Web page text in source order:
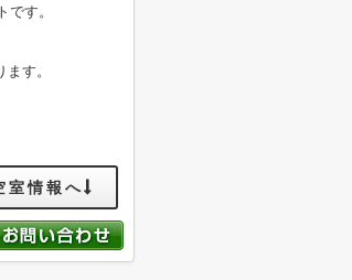
す。
す。
室情報へ